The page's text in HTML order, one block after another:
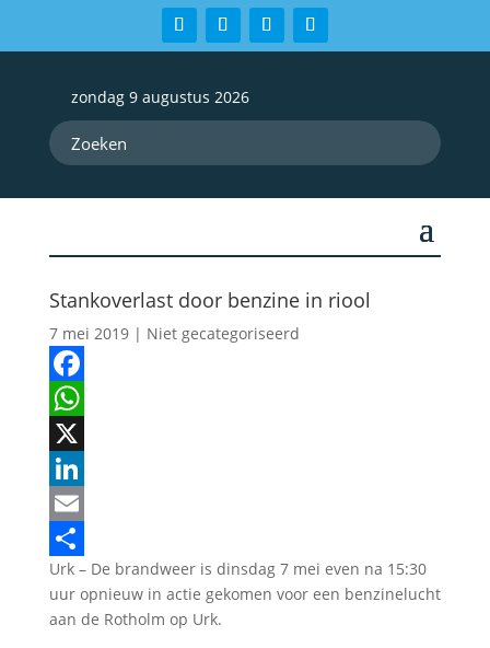
zondag 9 augustus 2026
Stankoverlast door benzine in riool
7 mei 2019| Niet gecategoriseerd
Facebook
WhatsApp
X
LinkedIn
Email
Delen
Urk – De brandweer is dinsdag 7 mei even na 15:30
uur opnieuw in actie gekomen voor een benzinelucht
aan de Rotholm op Urk.